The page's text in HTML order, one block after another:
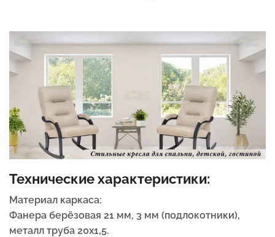
Технические характеристики:
Материал каркаса:
Фанера берёзовая 21 мм, 3 мм (подлокотники),
металл труба 20х1,5.